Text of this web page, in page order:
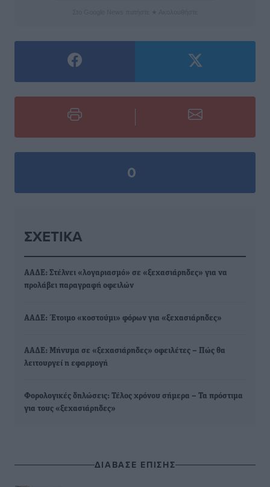
0
ΣΧΕΤΙΚΆ
ΑΑΔΕ: Στέλνει «λογαριασμό» σε «ξεχασιάρηδες» για να
προλάβει παραγραφή οφειλών
ΑΑΔΕ: Έτοιμο «κοστούμι» φόρων για «ξεχασιάρηδες»
ΑΑΔΕ: Μήνυμα σε «ξεχασιάρηδες» οφειλέτες – Πώς θα
λειτουργεί η εφαρμογή
Φορολογικές δηλώσεις: Τέλος χρόνου σήμερα – Τα πρόστιμα
για τους «ξεχασιάρηδες»
ΔΙΑΒΑΣΕ ΕΠΙΣΗΣ